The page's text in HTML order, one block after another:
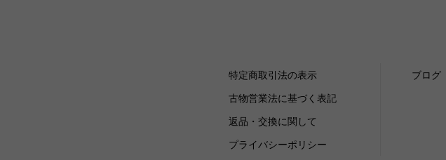
特定商取引法の表示
古物営業法に基づく表記
返品・交換に関して
プライバシーポリシー
ブログ